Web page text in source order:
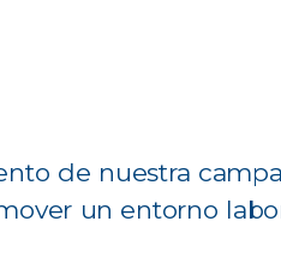
de nuestra
un entorno